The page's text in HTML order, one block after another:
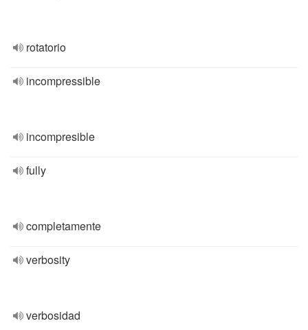
rotatorio
incompressible
incompresible
fully
completamente
verbosity
verbosidad